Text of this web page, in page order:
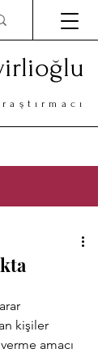
kişiler
amacı